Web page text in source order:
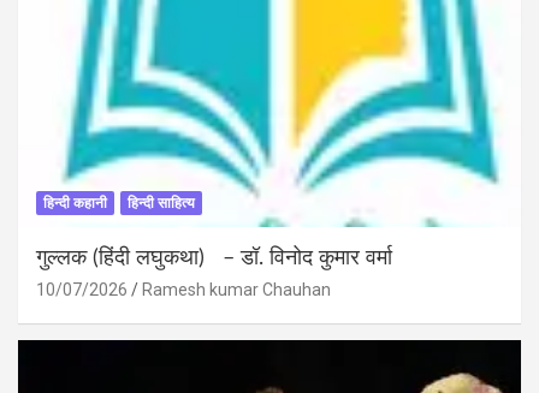
हिन्दी कहानी हिन्दी साहित्य
गुल्लक (हिंदी लघुकथा) – डॉ. विनोद कुमार वर्मा
10/07/2026 Ramesh kumar Chauhan